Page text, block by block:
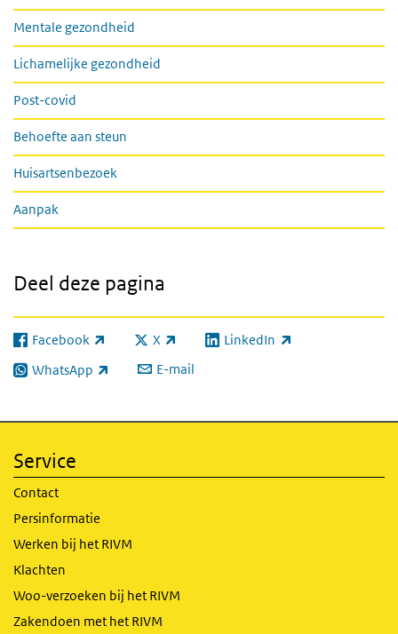
Mentale gezondheid
Lichamelijke gezondheid
Post-covid
Behoefte aan steun
Huisartsenbezoek
Aanpak
Deel deze pagina
Facebook
(externe link) X
(externe link) LinkedIn
(externe link)
WhatsApp
(externe link) E-mail
Service
Contact
Persinformatie
Werken bij het RIVM
Klachten
Woo-verzoeken bij het RIVM
Zakendoen met het RIVM